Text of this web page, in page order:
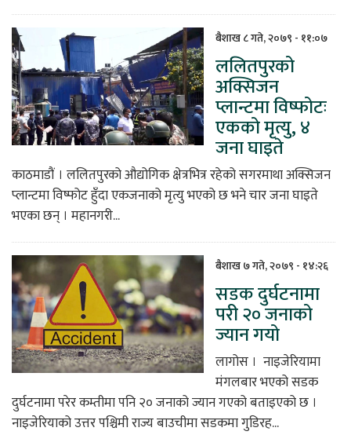
बैशाख ८ गते, २०७९ - ११:०७
ललितपुरको
अक्सिजन
प्लान्टमा विष्फोटः
एकको मृत्यु, ४
जना घाइते
काठमाडौं । ललितपुरको औद्योगिक क्षेत्रभित्र रहेको सगरमाथा अक्सिजन
प्लान्टमा विष्फोट हुँदा एकजनाको मृत्यु भएको छ भने चार जना घाइते
भएका छन् । महानगरी...
बैशाख ७ गते, २०७९ - १४:२६
सडक दुर्घटनामा
परी २० जनाको
ज्यान गयो
लागोस । नाइजेरियामा
मंगलबार भएको सडक
दुर्घटनामा परेर कम्तीमा पनि २० जनाको ज्यान गएको बताइएको छ ।
नाइजेरियाको उत्तर पश्चिमी राज्य बाउचीमा सडकमा गुडिरह...